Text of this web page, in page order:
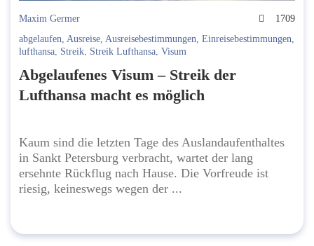
Maxim Germer
1709
abgelaufen, Ausreise, Ausreisebestimmungen, Einreisebestimmungen,
lufthansa, Streik, Streik Lufthansa, Visum
Abgelaufenes Visum – Streik der
Lufthansa macht es möglich
Kaum sind die letzten Tage des Auslandaufenthaltes
in Sankt Petersburg verbracht, wartet der lang
ersehnte Rückflug nach Hause. Die Vorfreude ist
riesig, keineswegs wegen der ...